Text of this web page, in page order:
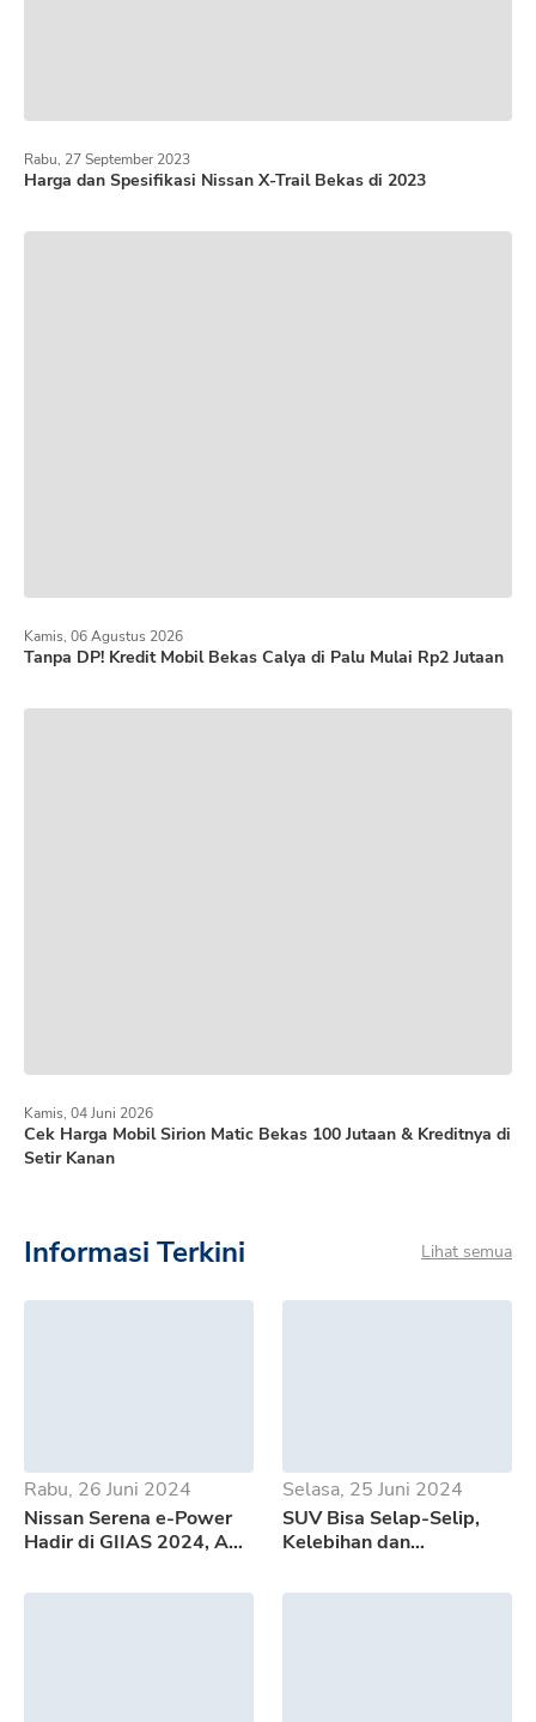
Harga dan Spesifikasi Nissan X-Trail Bekas di 2023
Rabu, 27 September 2023
Tanpa DP! Kredit Mobil Bekas Calya di Palu Mulai Rp2 Jutaan
Kamis, 06 Agustus 2026
Cek Harga Mobil Sirion Matic Bekas 100 Jutaan & Kreditnya di
Setir Kanan
Kamis, 04 Juni 2026
Informasi Terkini Lihat semua
Rabu, 26 Juni 2024
Nissan Serena e-Power
Hadir di GIIAS 2024, Apa
Selasa, 25 Juni 2024
SUV Bisa Selap-Selip,
Kelebihan dan
500